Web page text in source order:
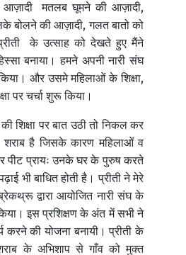
आज़ादी मतलब घूमने की आज़ादी,
बोलने की आज़ादी, गलत बातो को
के उत्साह को देखते हुए मैंने
बनाया। हमने अपनी नारी संघ
और उसमे महिलाओं के शिक्षा,
पर चर्चा शुरू किया।
शिक्षा पर बात उठी तो निकल कर
शराब है जिसके कारण महिलाओं व
पीट प्रायः उनके घर के पुरुष करते
भी बाधित होती है। प्रीती ने मेरे
ब्रेकथ्रू द्वारा आयोजित नारी संघ के
इस प्रशिक्षण के अंत में सभी ने
करने की योजना बनायी। प्रीती के
के अभिशाप से गाँव को मुक्त